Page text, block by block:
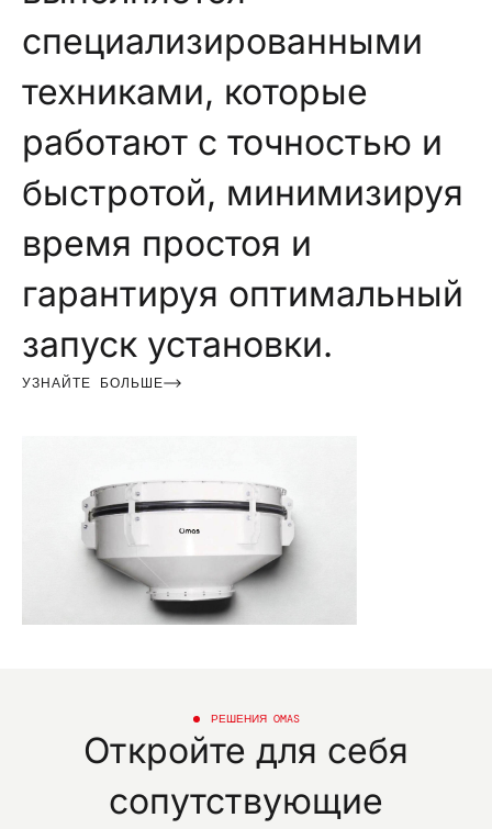
специализированными
техниками, которые
работают с точностью и
быстротой, минимизируя
время простоя и
гарантируя оптимальный
запуск установки.
УЗНАЙТЕ БОЛЬШЕ
РЕШЕНИЯ OMAS
Откройте для себя
сопутствующие